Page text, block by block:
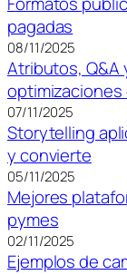
pagadas
08/11/2025
Atributos, Q&A
optimizaciones
07/11/2025
Storytelling
y convierte
05/11/2025
Mejores
pymes
02/11/2025
Ejemplos de